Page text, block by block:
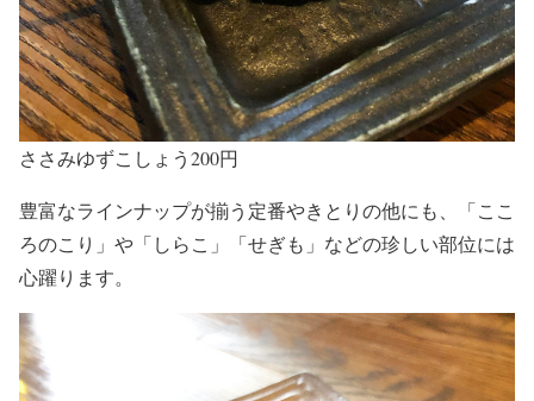
ささみゆずこしょう200円
豊富なラインナップが揃う定番やきとりの他にも、「ここ
ろのこり」や「しらこ」「せぎも」などの珍しい部位には
心躍ります。